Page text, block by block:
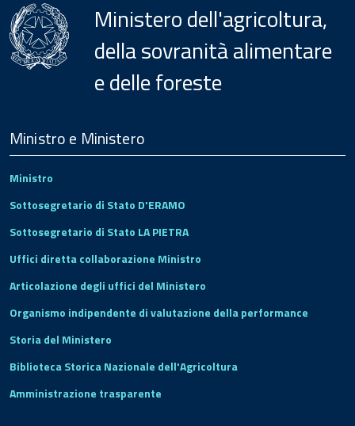
Ministero dell'agricoltura,
della sovranità alimentare
e delle foreste
Footer
Ministro e Ministero
Ministro
Sottosegretario di Stato D'ERAMO
Sottosegretario di Stato LA PIETRA
Uffici diretta collaborazione Ministro
Articolazione degli uffici del Ministero
Organismo indipendente di valutazione della performance
Storia del Ministero
Biblioteca Storica Nazionale dell'Agricoltura
Amministrazione trasparente